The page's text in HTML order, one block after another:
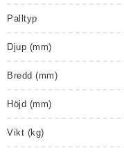
Palltyp
Djup (mm)
Bredd (mm)
Höjd (mm)
Vikt (kg)